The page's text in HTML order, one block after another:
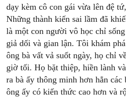
dạy kèm cô con gái vừa lên đệ
Những thành kiến sai lầm đã
là một con người vô học chỉ
giả dối và gian lận. Tôi khám
ông bà vất vả suốt ngày, họ chỉ
giờ tối. Họ bặt thiệp, hiền lành
ra bà ấy thông minh hơn hẳn các
ông ấy có kiến thức cao hơn và